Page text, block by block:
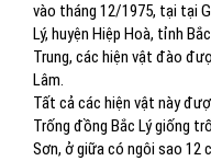
vào tháng 12/1975, tại tại
Lý, huyện Hiệp Hoà, tỉnh
Trung, các hiện vật đào
Lâm.
Tất cả các hiện vật này
Trống đồng Bắc Lý giống
Sơn, ở giữa có ngôi sao 12